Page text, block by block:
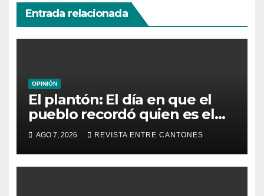
Entrada relacionada
OPINIÓN
El plantón: El día en que el
pueblo recordó quien es el
dueño de la República
AGO 7, 2026 REVISTA ENTRE CANTONES